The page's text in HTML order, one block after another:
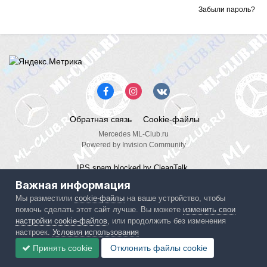
Забыли пароль?
Обратная связь Cookie-файлы
Mercedes ML-Club.ru
Powered by Invision Community
Важная информация
Мы разместилиcookie-файлы на ваше устройство, чтобы
помочь сделать этот сайт лучше. Вы можете изменить свои
настройки cookie-файлов , или продолжить без изменения
настроек.Условия использования
Принять cookie Отклонить файлы сookie
IPS spamblocked by CleanTalk.